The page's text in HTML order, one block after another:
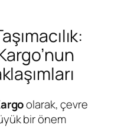
olarak, çevre
bir önem